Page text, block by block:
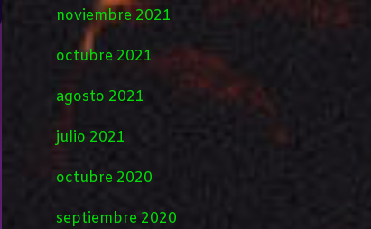
noviembre 2021
octubre 2021
agosto 2021
julio 2021
octubre 2020
septiembre 2020